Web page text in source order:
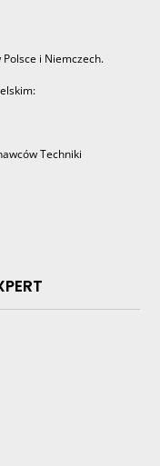
i Niemczech.
Techniki